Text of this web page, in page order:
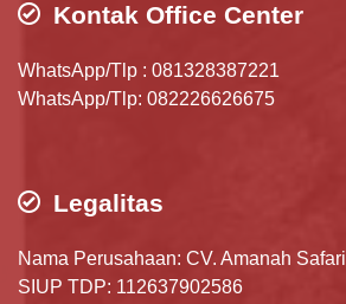
Kontak Office Center
WhatsApp/Tlp : 081328387221
WhatsApp/Tlp: 082226626675
Legalitas
Nama Perusahaan: CV. Amanah Safari
SIUP TDP: 112637902586